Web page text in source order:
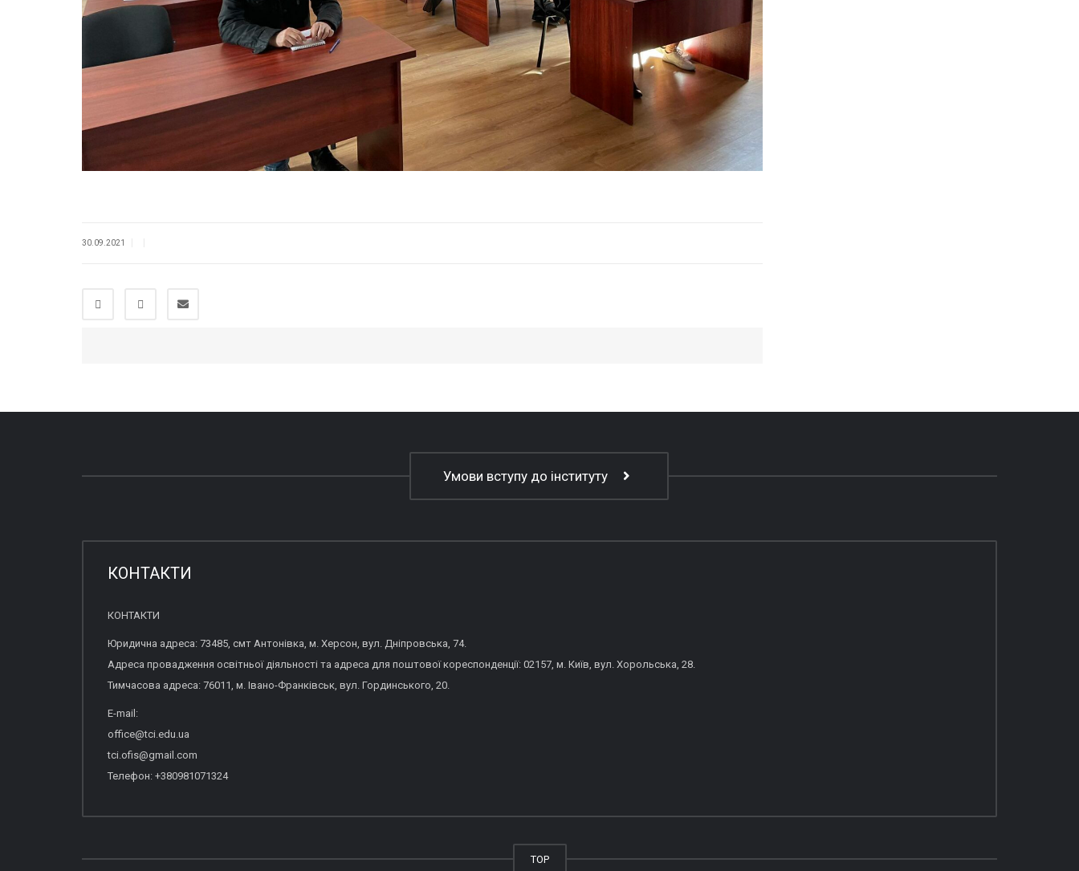
30.09.2021
Умови вступу до інституту
КОНТАКТИ
КОНТАКТИ
Юридична адреса: 73485, смт Антонівка, м. Херсон, вул. Дніпровська, 74.
Адреса провадження освітньої діяльності та адреса для поштової кореспонденції: 02157, м. Київ, вул. Хорольська, 28.
Тимчасова адреса: 76011, м. Івано-Франківськ, вул. Гординського, 20.
E-mail:
office@tci.edu.ua
tci.ofis@gmail.com
Телефон: +380981071324
TOP